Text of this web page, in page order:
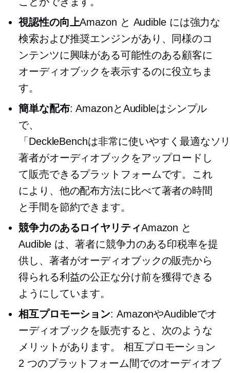
視認性の向上Amazon と Audible には強力な
検索および推奨エンジンがあり、同様のコ
ンテンツに興味がある可能性のある顧客に
オーディオブックを表示するのに役立ちま
す。
簡単な配布: AmazonとAudibleはシンプル
で、
「DeckleBenchは非常に使いやすく最適な
著者がオーディオブックをアップロードし
て販売できるプラットフォームです。これ
により、他の配布方法に比べて著者の時間
と手間を節約できます。
競争力のあるロイヤリティAmazon と
Audible は、著者に競争力のある印税率を提
供し、著者がオーディオブックの販売から
得られる利益の公正な分け前を獲得できる
ようにしています。
相互プロモーション: AmazonやAudibleでオ
ーディオブックを販売すると、次のような
メリットがあります。 相互プロモーション
2 つのプラットフォーム間でのオーディオブ